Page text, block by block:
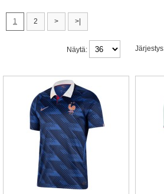
1 2 > >|
Näytä: